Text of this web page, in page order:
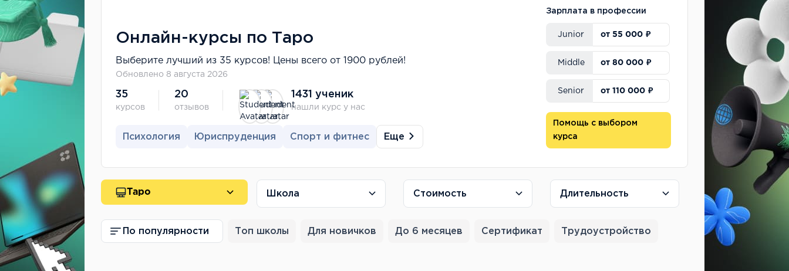
Онлайн-курсы по Таро
Выберите лучший из 35 курсов! Цены всего от 1900 рублей!
Обновлено 8 августа 2026
35
курсов
20
отзывов
1431 ученик
нашли курс у нас
Психология Юриспруденция Спорт и фитнес Еще
Зарплата в профессии
Junior от 55 000 ₽
Middle от 80 000 ₽
Senior от 110 000 ₽
Помощь с выбором
курса
Таро Школа Стоимость Длительность
По популярности Топ школы Для новичков До 6 месяцев Сертификат Трудоустройство